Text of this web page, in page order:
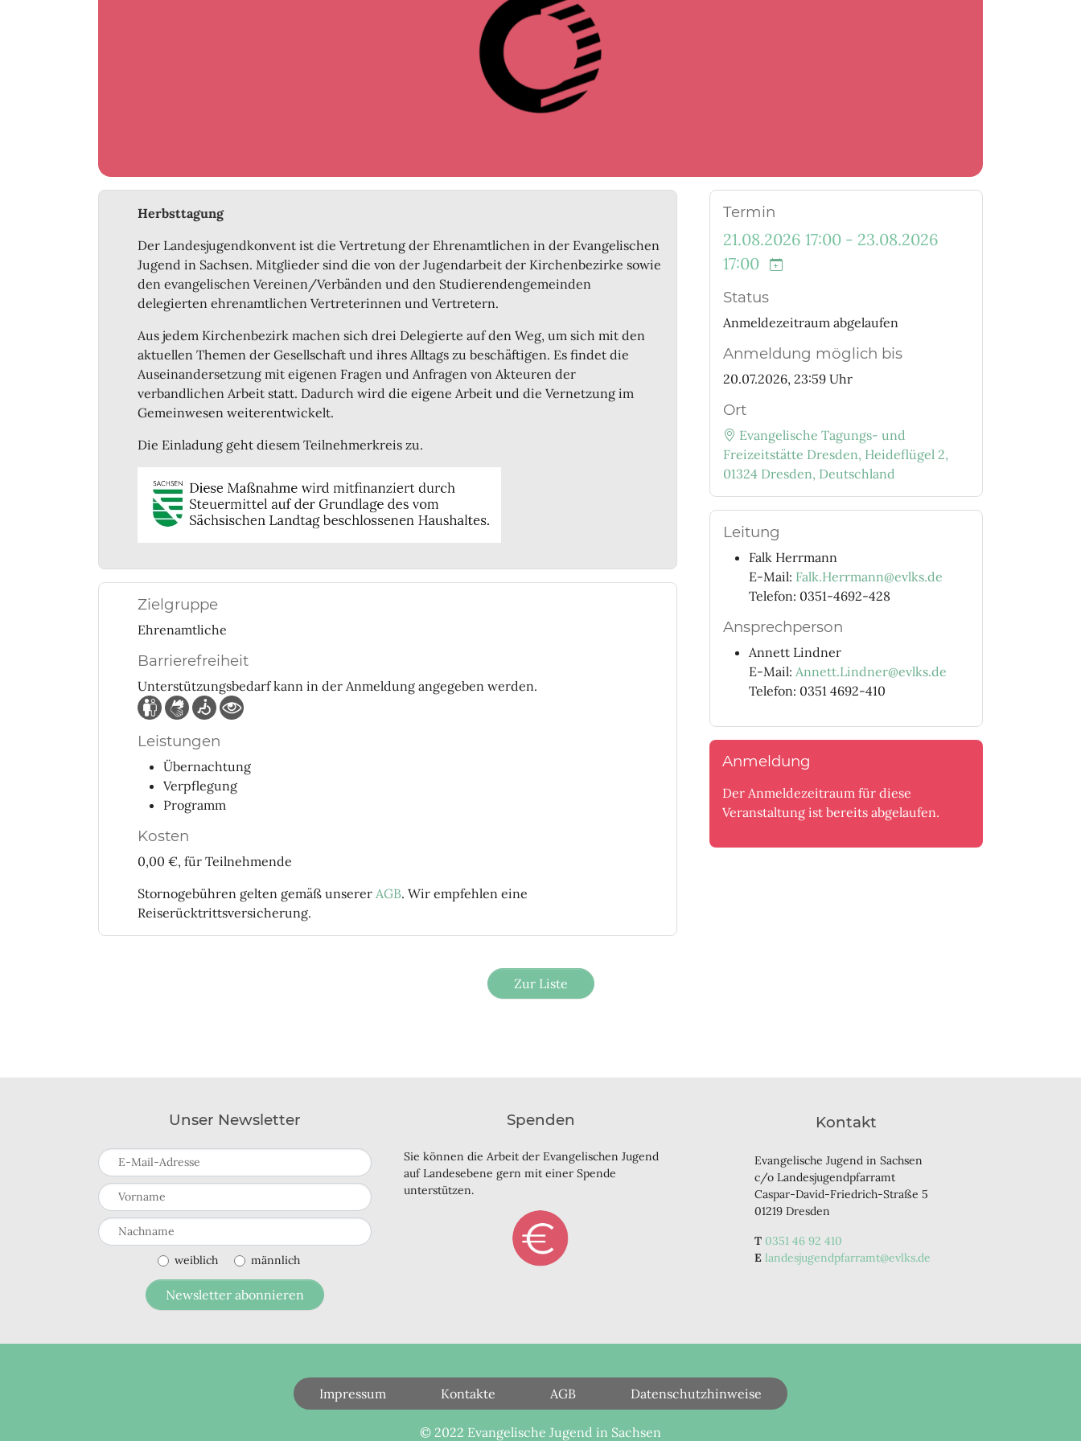
Termin
21.08.2026 17:00 - 23.08.2026
17:00
Status
Anmeldezeitraum abgelaufen
Anmeldung möglich bis
20.07.2026, 23:59 Uhr
Ort
Evangelische Tagungs- und
Freizeitstätte Dresden, Heideflügel 2,
01324 Dresden, Deutschland
Leitung
Falk Herrmann
E-Mail: Falk.Herrmann@evlks.de
Telefon: 0351-4692-428
Ansprechperson
Annett Lindner
E-Mail: Annett.Lindner@evlks.de
Telefon: 0351 4692-410
Anmeldung
Der Anmeldezeitraum für diese
Veranstaltung ist bereits abgelaufen.
Herbsttagung
Der Landesjugendkonvent ist die Vertretung der Ehrenamtlichen in der Evangelischen
Jugend in Sachsen. Mitglieder sind die von der Jugendarbeit der Kirchenbezirke sowie
den evangelischen Vereinen/Verbänden und den Studierendengemeinden
delegierten ehrenamtlichen Vertreterinnen und Vertretern.
Aus jedem Kirchenbezirk machen sich drei Delegierte auf den Weg, um sich mit den
aktuellen Themen der Gesellschaft und ihres Alltags zu beschäftigen. Es findet die
Auseinandersetzung mit eigenen Fragen und Anfragen von Akteuren der
verbandlichen Arbeit statt. Dadurch wird die eigene Arbeit und die Vernetzung im
Gemeinwesen weiterentwickelt.
Die Einladung geht diesem Teilnehmerkreis zu.
Zielgruppe
Ehrenamtliche
Barrierefreiheit
Unterstützungsbedarf kann in der Anmeldung angegeben werden.
Leistungen
Übernachtung
Verpflegung
Programm
Kosten
0,00 €, für Teilnehmende
Stornogebühren gelten gemäß unserer AGB. Wir empfehlen eine
Reiserücktrittsversicherung.
Zur Liste
Unser Newsletter
weiblich männlich
Newsletter abonnieren
Spenden
Sie können die Arbeit der Evangelischen Jugend
auf Landesebene gern mit einer Spende
unterstützen.
Kontakt
Evangelische Jugend in Sachsen
c/o Landesjugendpfarramt
Caspar-David-Friedrich-Straße 5
01219 Dresden
0351 46 92 410
landesjugendpfarramt@evlks.de
Impressum Kontakte AGB Datenschutzhinweise
© 2022 Evangelische Jugend in Sachsen